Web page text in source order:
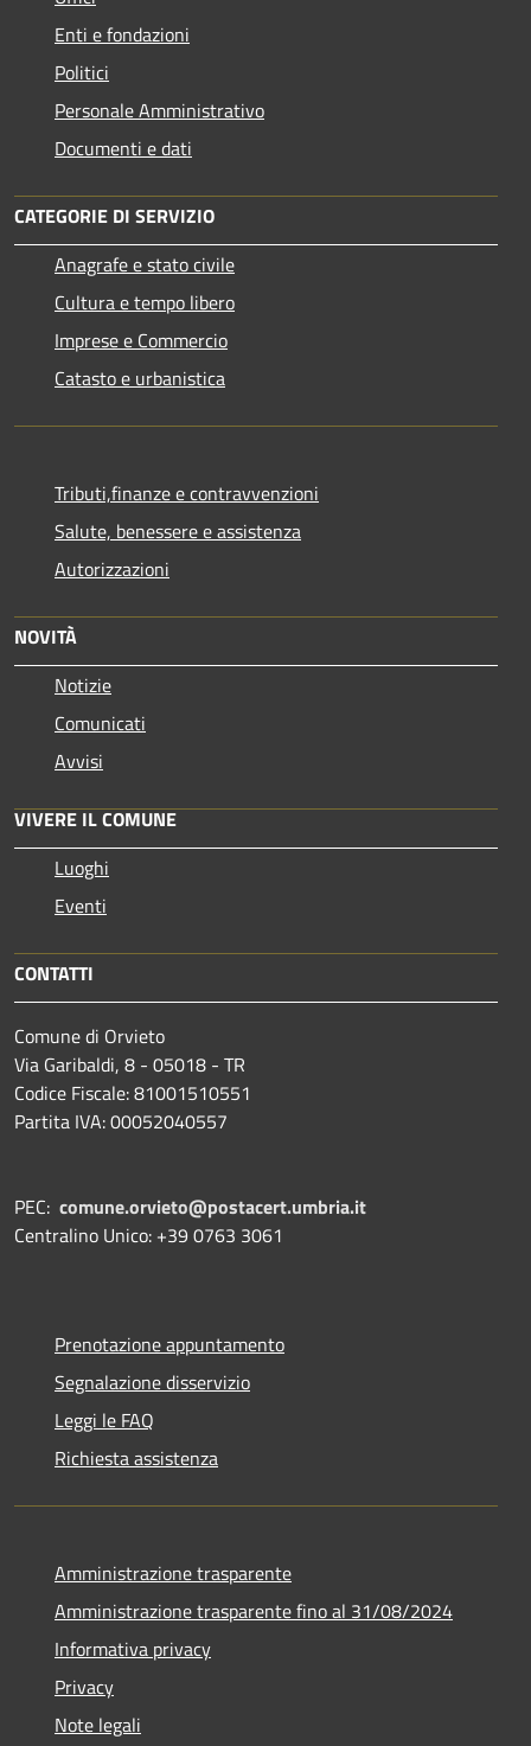
Enti e fondazioni
Politici
Personale Amministrativo
Documenti e dati
CATEGORIE DI SERVIZIO
Anagrafe e stato civile
Cultura e tempo libero
Imprese e Commercio
Catasto e urbanistica
Tributi,finanze e contravvenzioni
Salute, benessere e assistenza
Autorizzazioni
NOVITÀ
Notizie
Comunicati
Avvisi
VIVERE IL COMUNE
Luoghi
Eventi
CONTATTI
Comune di Orvieto
Via Garibaldi, 8 - 05018 - TR
Codice Fiscale: 81001510551
Partita IVA: 00052040557
PEC: comune.orvieto@postacert.umbria.it
Centralino Unico: +39 0763 3061
Prenotazione appuntamento
Segnalazione disservizio
Leggi le FAQ
Richiesta assistenza
Amministrazione trasparente
Amministrazione trasparente fino al 31/08/2024
Informativa privacy
Privacy
Note legali